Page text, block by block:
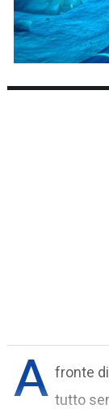
A fronte
tutto